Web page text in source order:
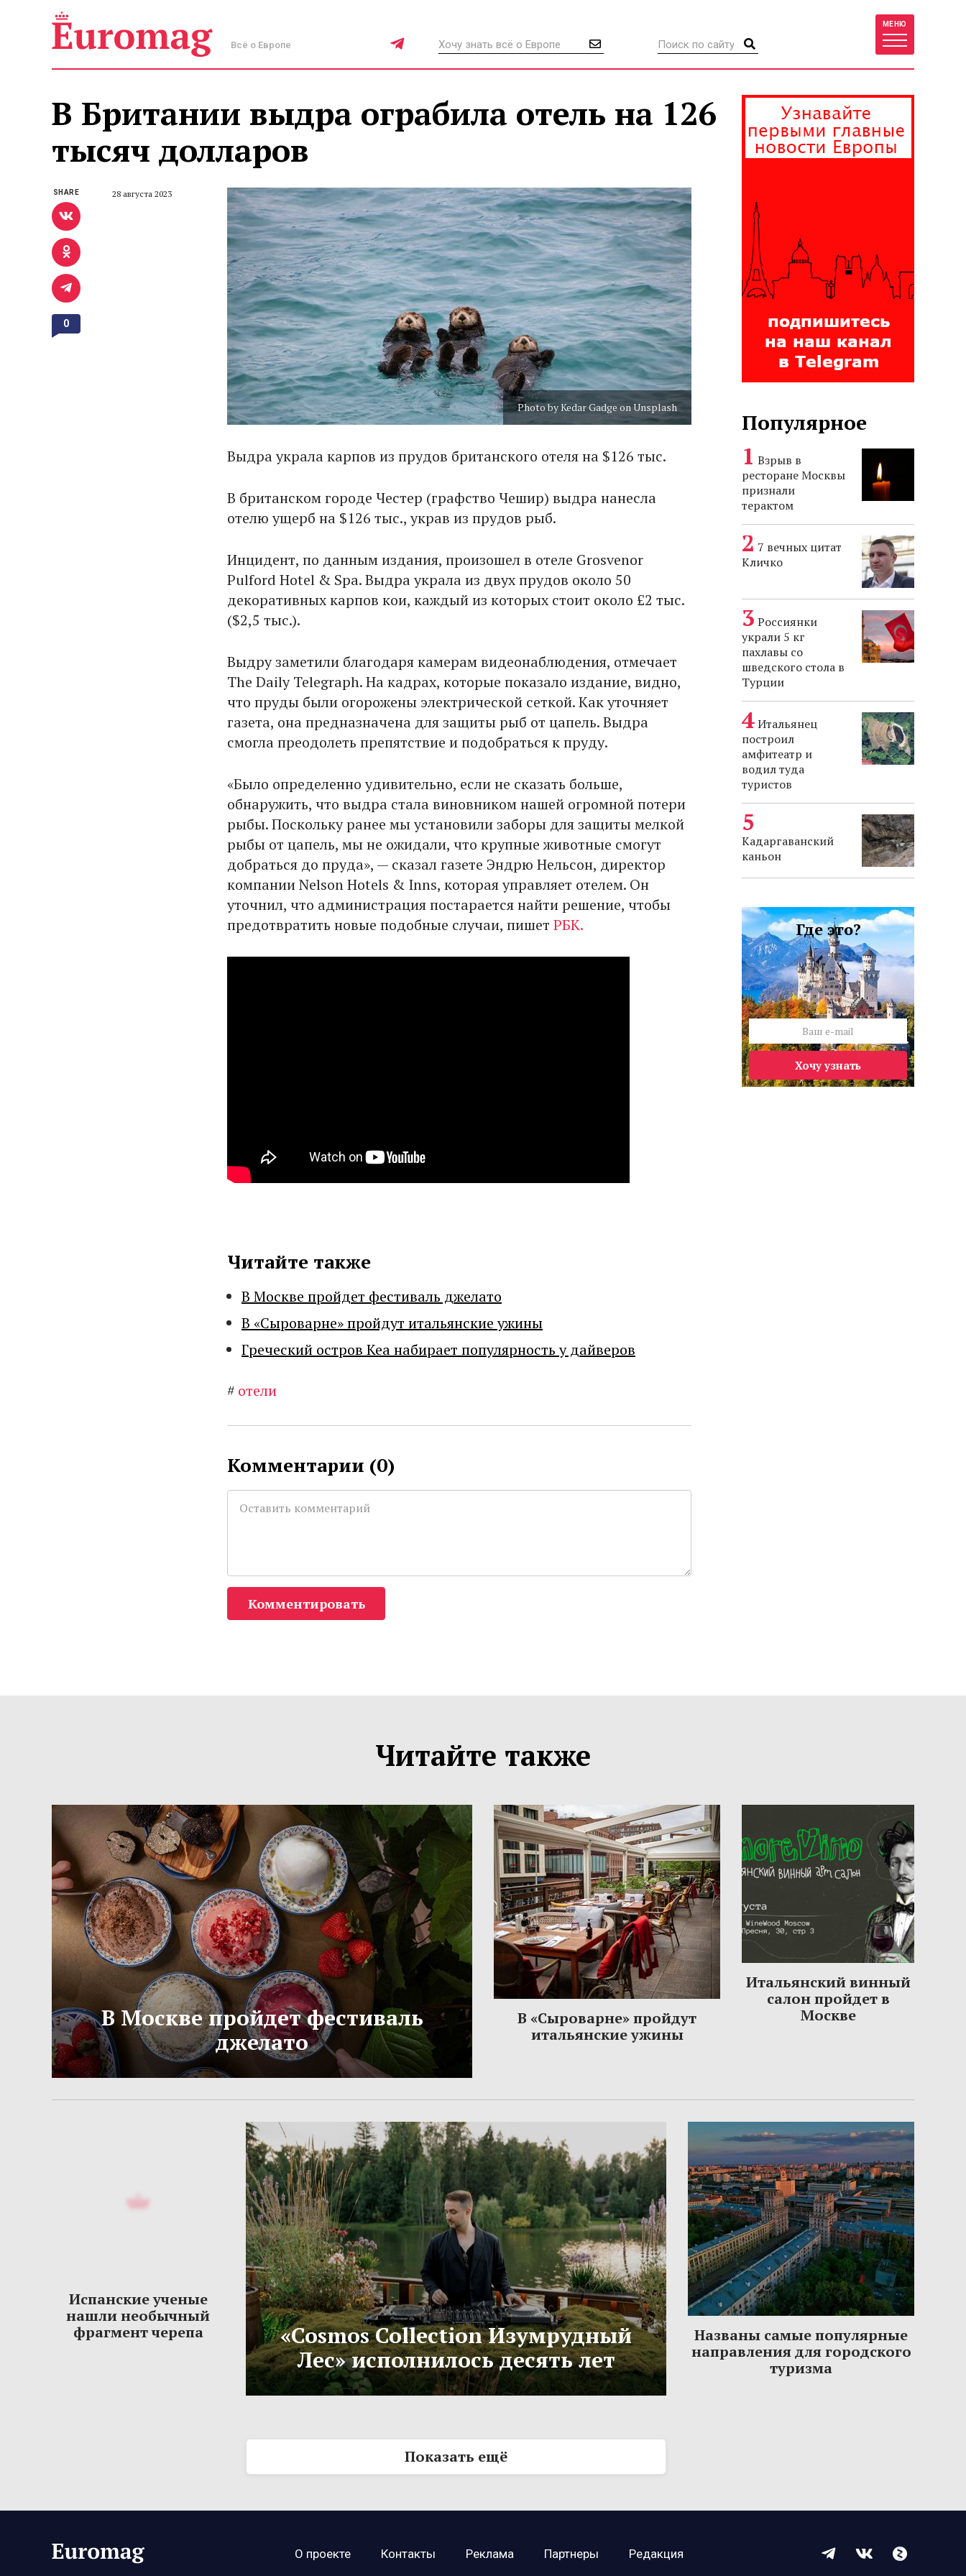
Всё о Европе
МЕНЮ
В Британии выдра ограбила отель на 126
тысяч долларов
28 августа 2023
Photo by Kedar Gadge on Unsplash
Выдра украла карпов из прудов британского отеля на $126 тыс.
В британском городе Честер (графство Чешир) выдра нанесла
отелю ущерб на $126 тыс., украв из прудов рыб.
Инцидент, по данным издания, произошел в отеле Grosvenor
Pulford Hotel & Spa. Выдра украла из двух прудов около 50
декоративных карпов кои, каждый из которых стоит около £2 тыс.
($2,5 тыс.).
Выдру заметили благодаря камерам видеонаблюдения, отмечает
The Daily Telegraph. На кадрах, которые показало издание, видно,
что пруды были огорожены электрической сеткой. Как уточняет
газета, она предназначена для защиты рыб от цапель. Выдра
смогла преодолеть препятствие и подобраться к пруду.
«Было определенно удивительно, если не сказать больше,
обнаружить, что выдра стала виновником нашей огромной потери
рыбы. Поскольку ранее мы установили заборы для защиты мелкой
рыбы от цапель, мы не ожидали, что крупные животные смогут
добраться до пруда», — сказал газете Эндрю Нельсон, директор
компании Nelson Hotels & Inns, которая управляет отелем. Он
уточнил, что администрация постарается найти решение, чтобы
предотвратить новые подобные случаи, пишет РБК.
Читайте также
В Москве пройдет фестиваль джелато
В «Сыроварне» пройдут итальянские ужины
Греческий остров Кеа набирает популярность у дайверов
# отели
SHARE
0
Комментарии (0)
Комментировать
Популярное
Взрыв в
ресторане Москвы
признали
терактом
7 вечных цитат
Кличко
Россиянки
украли 5 кг
пахлавы со
шведского стола в
Турции
Итальянец
построил
амфитеатр и
водил туда
туристов
Кадаргаванский
каньон
Где это?
Хочу узнать
Читайте также
В Москве пройдет фестиваль
джелато
В «Сыроварне» пройдут
итальянские ужины
Итальянский винный
салон пройдет в
Москве
Испанские ученые
нашли необычный
фрагмент черепа
«Cosmos Collection Изумрудный
Лес» исполнилось десять лет
Названы самые популярные
направления для городского
туризма
Показать ещё
О проекте Контакты Реклама Партнеры Редакция